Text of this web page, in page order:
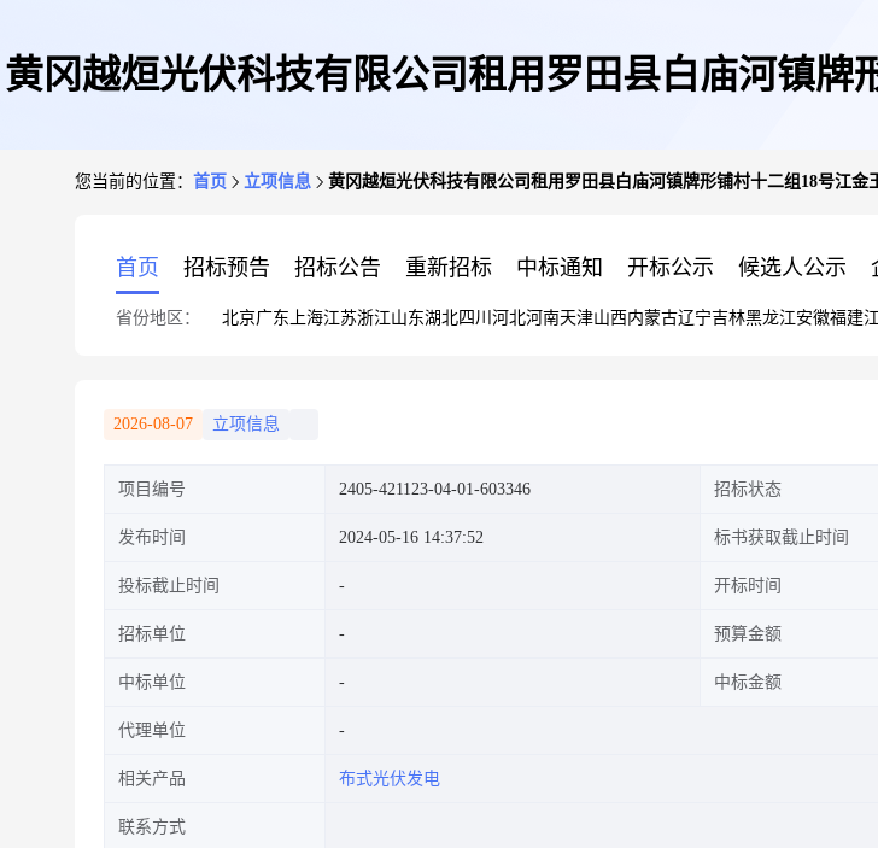
黄冈越烜光伏科技有限公司租用罗田县白庙河镇
您当前的位置： 首页 立项信息 黄冈越烜光伏科技有限公司租用罗田县白庙河镇牌形铺村十二组18号江金
首页 招标预告 招标公告 重新招标 中标通知 开标公示 候选人公示
省份地区： 北京广东 上海江苏浙江山东湖北四川 河北河南天津山西内蒙古辽宁吉林黑龙江安徽福建
2026-08-07 立项信息
项目编号 2405-421123-04-01-603346 招标状态
发布时间 2024-05-16 14:37:52 标书获取截止时间
投标截止时间 开标时间
招标单位 预算金额
中标单位 中标金额
代理单位
相关产品 布式光伏发电
联系方式